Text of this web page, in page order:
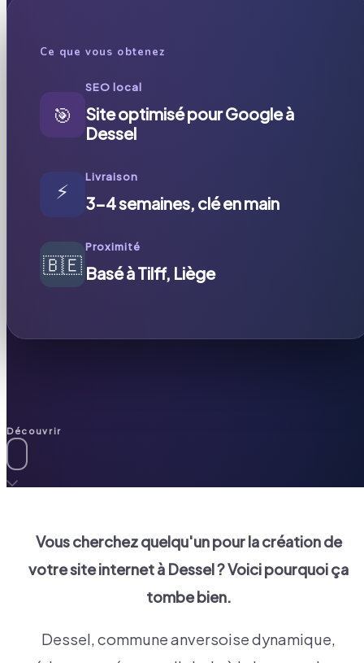
Ce que vous obtenez
🎯
SEO local
Site optimisé pour Google à
Dessel
⚡
Livraison
3-4 semaines, clé en main
🇧🇪
Proximité
Basé à Tilff, Liège
Découvrir
Vous cherchez quelqu'un pour la création de
votre site internet à Dessel? Voici pourquoi ça
tombe bien.
Dessel, commune anversoise dynamique,